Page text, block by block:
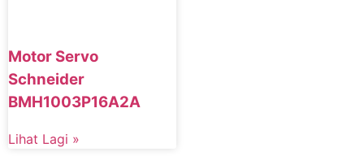
Motor Servo
Schneider
BMH1003P16A2A
Lihat Lagi »